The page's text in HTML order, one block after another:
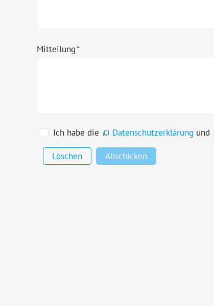
Mitteilung*
Ich habe die Datenschutzerklärung und
Löschen Abschicken